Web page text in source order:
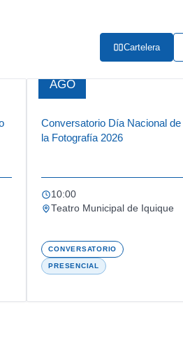
Cartelera
AGO
Conversatorio Día Nacional de
la Fotografía 2026
10:00
Teatro Municipal de Iquique
CONVERSATORIO
PRESENCIAL